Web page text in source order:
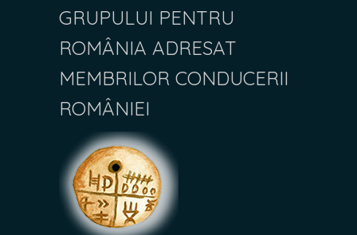
GRUPULUI PENTRU
ROMÂNIA ADRESAT
MEMBRILOR CONDUCERII
ROMÂNIEI